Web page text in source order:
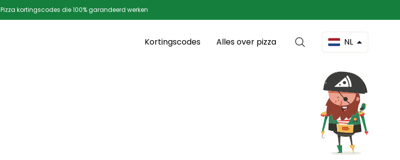
Pizza kortingscodes die 100% garandeerd werken
Kortingscodes Alles over pizza NL